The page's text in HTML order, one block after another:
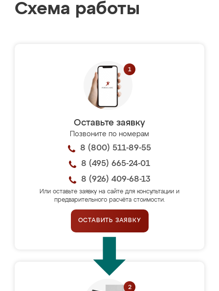
Схема работы
Оставьте заявку
Позвоните по номерам
8 (800) 511-89-55
8 (495) 665-24-01
8 (926) 409-68-13
Или оставьте заявку на сайте для консультации и
предварительного расчёта стоимости.
ОСТАВИТЬ ЗАЯВКУ